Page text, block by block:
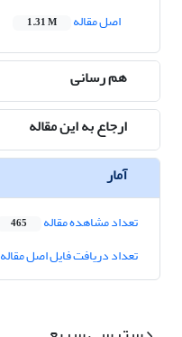
اصل مقاله
1.31 M
هم رسانی
ارجاع به این مقاله
آمار
تعداد مشاهده مقاله 465
تعداد دریافت فایل اصل مقاله